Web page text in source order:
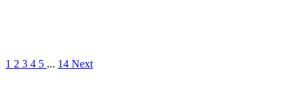
1 2 3 4 5 ... 14 Next